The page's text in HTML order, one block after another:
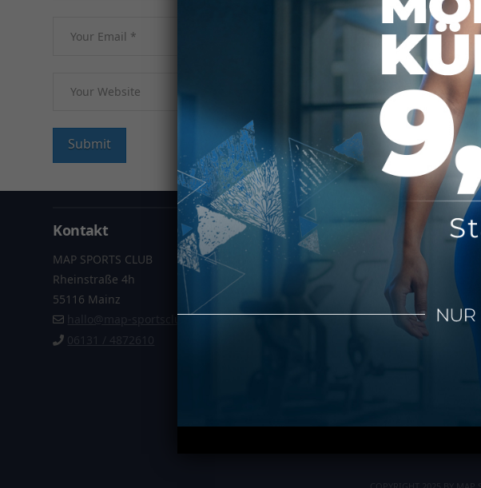
Kontakt
MAP SPORTS CLUB
Rheinstraße 4h
55116 Mainz
hallo@map-sportsclub.de
Informationen
Datenschutz
Vertrag kündigen